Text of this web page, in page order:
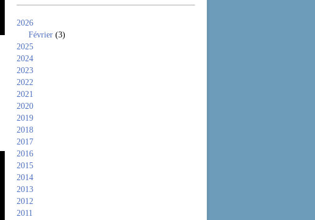
2026
Février (3)
2025
2024
2023
2022
2021
2020
2019
2018
2017
2016
2015
2014
2013
2012
2011